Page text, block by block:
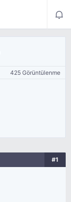
425 Görüntülenme
#1